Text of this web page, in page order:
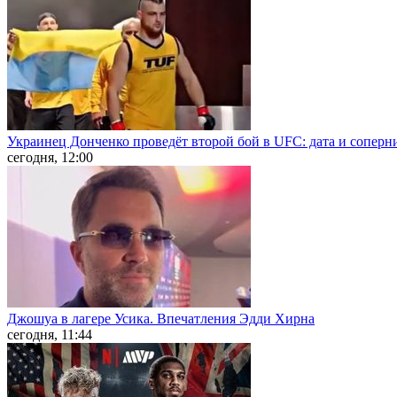
Украинец Донченко проведёт второй бой в UFC: дата и
сегодня, 12:00
Джошуа в лагере Усика. Впечатления Эдди Хирна
сегодня, 11:44